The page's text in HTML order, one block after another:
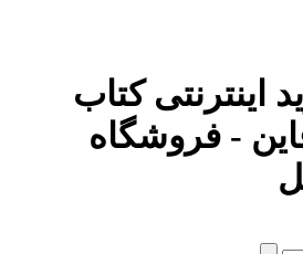
اینترنتی کتاب
- فروشگاه